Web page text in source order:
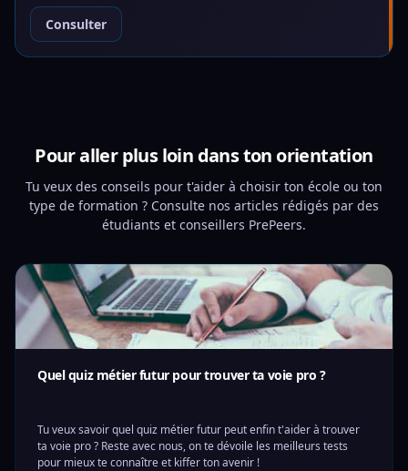
Consulter
Pour aller plus loin dans ton orientation
Tu veux des conseils pour t'aider à choisir ton école ou ton
type de formation ? Consulte nos articles rédigés par des
étudiants et conseillers PrePeers.
Quel quiz métier futur pour trouver ta voie pro ?
Tu veux savoir quel quiz métier futur peut enfin t'aider à trouver
ta voie pro ? Reste avec nous, on te dévoile les meilleurs tests
pour mieux te connaître et kiffer ton avenir !